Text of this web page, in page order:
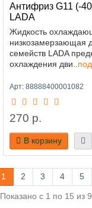
Антифриз G11 (-
LADA
Жидкость
низкозамерзающая
семейств LADA
охлаждения дви..
Арт: 88888400001082
270 р.
В корзину
1 2 3 4 5
Показано с 1 по 15 из